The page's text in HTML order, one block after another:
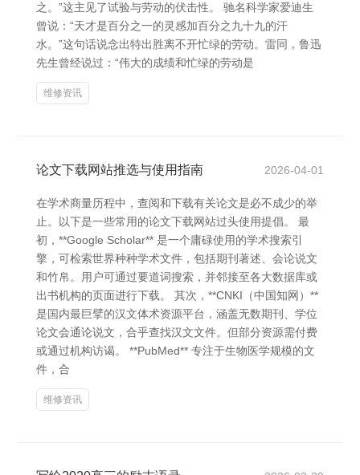
之。”这主见了试验与劳动的伏击性。 驰名科学家爱迪生
曾说：“天才是百分之一的灵感加百分之九十九的汗
水。”这句话说念出特出胜离不开忙绿的劳动。雷同，鲁迅
先生曾经说过：“伟大的成绩和忙绿的劳动是
维修资讯
论文下载网站推选与使用指南 2026-04-01
在学术商量历程中，查阅和下载有关论文是必不成少的举
止。以下是一些常用的论文下载网站过头使用提倡。 最
初，**Google Scholar** 是一个庸碌使用的学术搜索引
擎，可检索世界种种学术文件，包括期刊著述、会论说文
和竹帛。用户可通过要道词搜索，并邻接至各大数据库或
出书机构的页面进行下载。 其次，**CNKI（中国知网）**
是国内最巨擘的汉文体术资源平台，涵盖无数期刊、学位
论文会通论说文，合乎查找汉文文件。但部分资源需付费
或通过机构访谒。 **PubMed** 专注于生物医学规模的文
件，合
维修资讯